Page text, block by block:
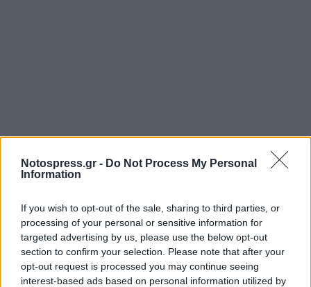
Notospress.gr - Do Not Process My Personal
Information
If you wish to opt-out of the sale, sharing to third parties, or
processing of your personal or sensitive information for
targeted advertising by us, please use the below opt-out
section to confirm your selection. Please note that after your
opt-out request is processed you may continue seeing
interest-based ads based on personal information utilized by